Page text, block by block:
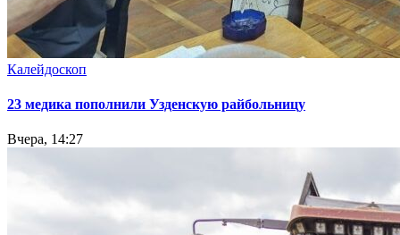
Калейдоскоп
23 медика пополнили Узденскую райбольницу
Вчера, 14:27